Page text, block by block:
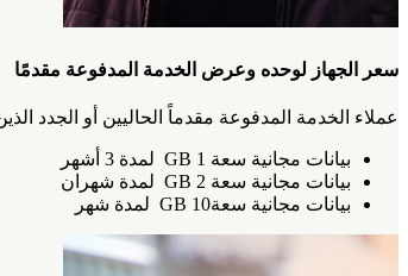
سعر الجهاز لوحده وعرض الخدمة المدفوعة مقدمًا‎
عملاء الخدمة المدفوعة مقدماً الحاليين أو الجدد الذين اشتروا الجهاز سيتمكنون من
بيانات مجانية سعة 1 GB لمدة 3 أشهر
بيانات مجانية سعة 2 GB لمدة شهران
بيانات مجانية سعة10 GB لمدة شهر